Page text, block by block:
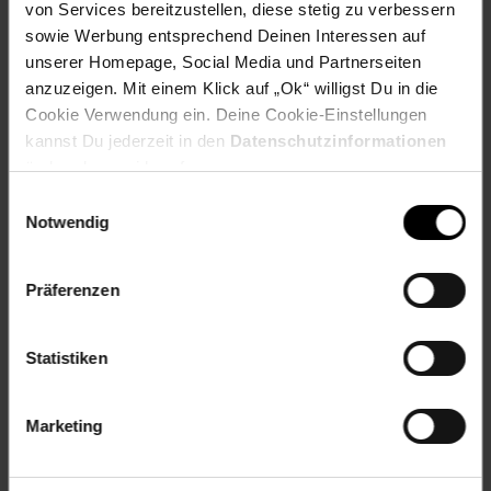
von Services bereitzustellen, diese stetig zu verbessern
sowie Werbung entsprechend Deinen Interessen auf
unserer Homepage, Social Media und Partnerseiten
anzuzeigen. Mit einem Klick auf „Ok“ willigst Du in die
Cookie Verwendung ein. Deine Cookie-Einstellungen
kannst Du jederzeit in den Datenschutzinformationen
ändern bzw. widerrufen.
Notwendig
Präferenzen
Statistiken
Marketing
Form: rund
Spülmaschinenfest: Ja - Spülmaschinenfest
Zielgruppe: Erwachsene
Artikelnummer: 2479947000
EAN: 4250648989090
Fußzeile
Weitere Online-Angebote